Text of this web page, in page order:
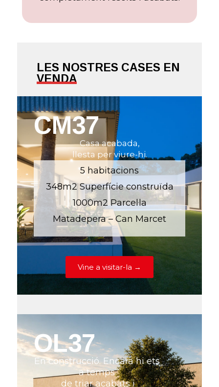
LES NOSTRES CASES EN
VENDA
CM37
Casa acabada,
llesta per viure-hi.
5 habitacions
348m2 Superfície construïda
1000m2 Parcel·la
Matadepera – Can Marcet
Vine a visitar-la →
OL37
En construcció. Encara hi ets
a temps
de triar acabats i